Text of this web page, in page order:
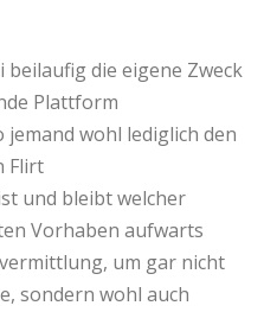
beilaufig die eigene Zweck
Plattform
wohl lediglich den
Flirt
und bleibt welcher
Vorhaben aufwarts
um gar nicht
sondern wohl auch